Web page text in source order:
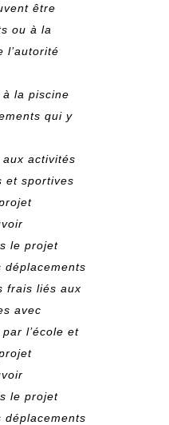
être
ou à la
l’autorité
à la piscine
qui y
aux activités
et sportives
le projet
déplacements
frais liés aux
avec
l’école et
le projet
déplacements